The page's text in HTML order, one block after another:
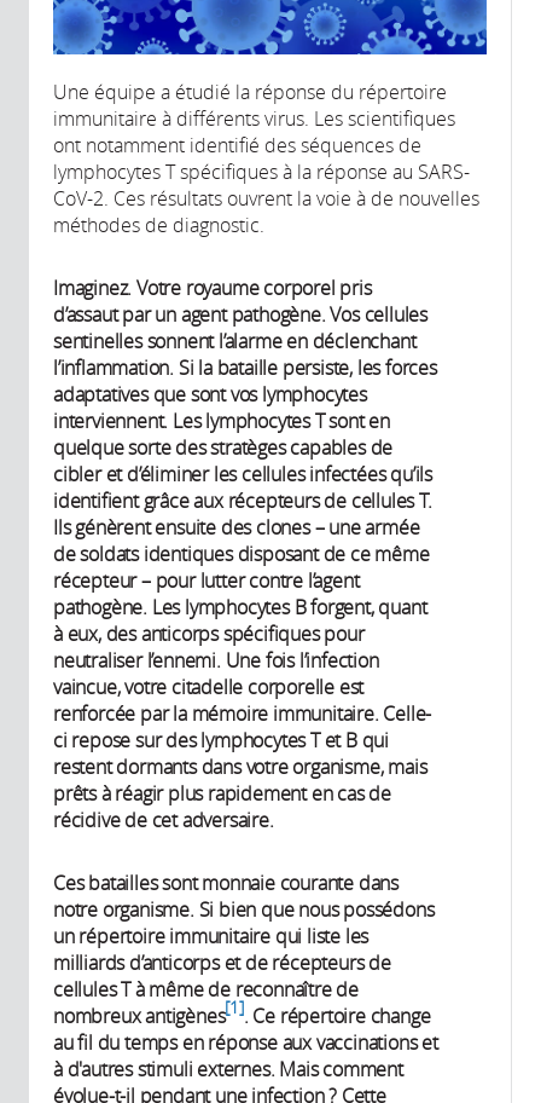
Une équipe a étudié la réponse du répertoire
immunitaire à différents virus. Les scientifiques
ont notamment identifié des séquences de
lymphocytes T spécifiques à la réponse au SARS-
CoV-2. Ces résultats ouvrent la voie à de nouvelles
méthodes de diagnostic.
Imaginez. Votre royaume corporel pris
d’assaut par un agent pathogène. Vos cellules
sentinelles sonnent l’alarme en déclenchant
l’inflammation. Si la bataille persiste, les forces
adaptatives que sont vos lymphocytes
interviennent. Les lymphocytes T sont en
quelque sorte des stratèges capables de
cibler et d’éliminer les cellules infectées qu’ils
identifient grâce aux récepteurs de cellules T.
Ils génèrent ensuite des clones – une armée
de soldats identiques disposant de ce même
récepteur – pour lutter contre l’agent
pathogène. Les lymphocytes B forgent, quant
à eux, des anticorps spécifiques pour
neutraliser l’ennemi. Une fois l’infection
vaincue, votre citadelle corporelle est
renforcée par la mémoire immunitaire. Celle-
ci repose sur des lymphocytes T et B qui
restent dormants dans votre organisme, mais
prêts à réagir plus rapidement en cas de
récidive de cet adversaire.
Ces batailles sont monnaie courante dans
notre organisme. Si bien que nous possédons
un répertoire immunitaire qui liste les
milliards d’anticorps et de récepteurs de
cellules T à même de reconnaître de
nombreux antigènes 1 . Ce répertoire change
au fil du temps en réponse aux vaccinations et
à d'autres stimuli externes. Mais comment
évolue-t-il pendant une infection ? Cette